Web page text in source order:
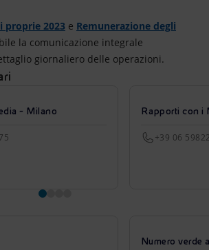
proprie 2023 e Remunerazione degli
la comunicazione integrale
giornaliero delle operazioni.
- Milano Rapporti con i
+39 06
Numero verde